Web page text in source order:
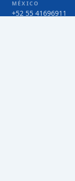
MÉXICO
+52 55 41696911